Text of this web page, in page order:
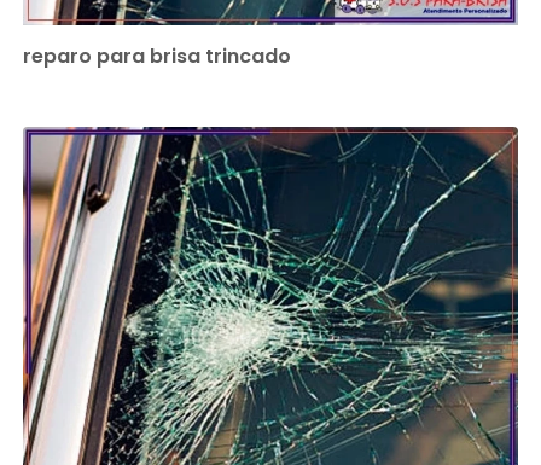
reparo para brisa trincado